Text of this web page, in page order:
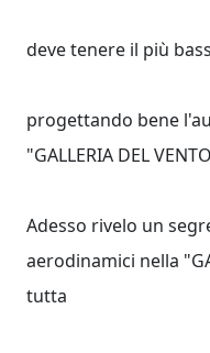
deve tenere il più
progettando bene
"GALLERIA DEL
Adesso rivelo un
aerodinamici nella
tutta